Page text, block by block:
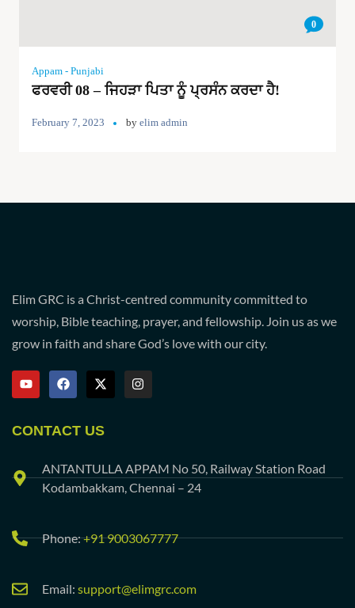
0
Appam - Punjabi
ਫਰਵਰੀ 08 – ਜਿਹੜਾ ਪਿਤਾ ਨੂੰ ਪ੍ਰਸੰਨ ਕਰਦਾ ਹੈ!
February 7, 2023 by elim admin
Elim GRC is a Christ-centred community committed to
worship, Bible teaching, prayer, and fellowship. Join us as we
grow in faith and share God’s love with our city.
CONTACT US
ANTANTULLA APPAM No 50, Railway Station Road
Kodambakkam, Chennai – 24
Phone:+91 9003067777
Email: support@elimgrc.com